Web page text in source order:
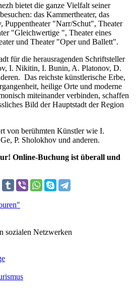
bietet die ganze Vielfalt seiner
das Kammertheater, das
Puppentheater "Narr/Schut", Theater
"Gleichwertige ", Theater eines
und Theater "Oper und Ballett".
für die herausragenden Schriftsteller
I. Nikitin, I. Bunin, A. Platonov, D.
Das reichste künstlerische Erbe,
heilige Orte und moderne
miteinander verbinden, schaffen
Bild der Hauptstadt der Region
von berühmten Künstler wie I.
P. Sholokhov und anderen.
Online-Buchung ist überall und
sozialen Netzwerken